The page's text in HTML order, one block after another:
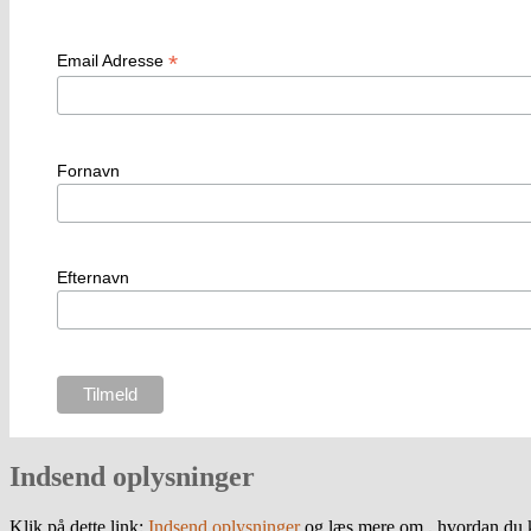
Email Adresse *
Fornavn
Efternavn
Indsend oplysninger
Klik på dette link: Indsend oplysningerog læs mere om , hvordan du